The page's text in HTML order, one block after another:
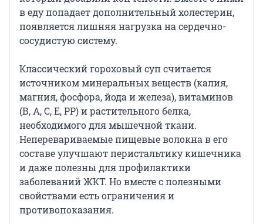
в еду попадает дополнительный холестерин,
появляется лишняя нагрузка на сердечно-
сосудистую систему.
Классический гороховый суп считается
источником минеральных веществ (калия,
магния, фосфора, йода и железа), витаминов
(В, А, С, Е, РР) и растительного белка,
необходимого для мышечной ткани.
Неперевариваемые пищевые волокна в его
составе улучшают перистальтику кишечника
и даже полезны для профилактики
заболеваний ЖКТ. Но вместе с полезными
свойствами есть ограничения и
противопоказания.